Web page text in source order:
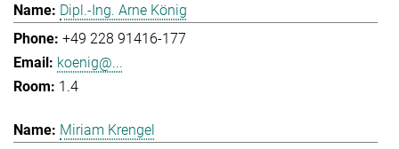
Dipl.-Ing. Arne König
+49 228 91416-177
koenig@...
1.4
Miriam Krengel